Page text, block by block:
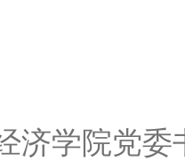
济学院党